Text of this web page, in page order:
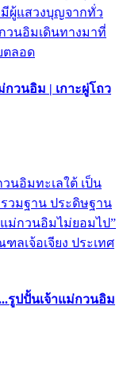
ผู้แสวงบุญจากทั่ว
วนอิมเดินทางมาที่
ตลอด
วนอิม | เกาะผู่โถว
นอิมทะเลใต้ เป็น
วมฐาน ประดิษฐาน
ม่กวนอิมไม่ยอมไป”
ลเจ้อเจียง ประเทศ
รูปปั้นเจ้าแม่กวนอิม